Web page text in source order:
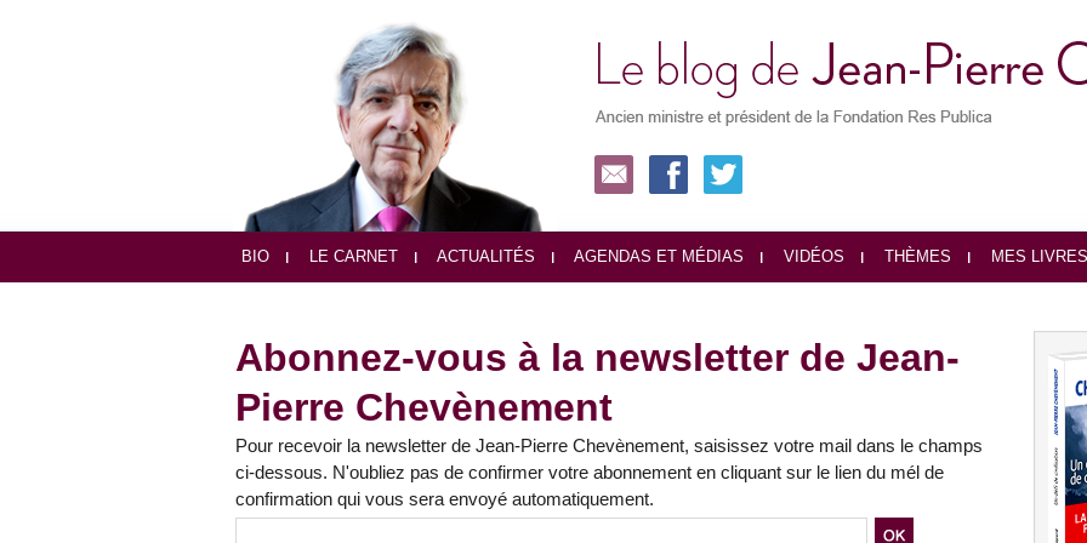
BIO LE CARNET ACTUALITÉS AGENDAS ET MÉDIAS VIDÉOS THÈMES MES LIVRES
Abonnez-vous à la newsletter de Jean-
Pierre Chevènement
Pour recevoir la newsletter de Jean-Pierre Chevènement, saisissez votre mail dans le champs
ci-dessous. N'oubliez pas de confirmer votre abonnement en cliquant sur le lien du mél de
confirmation qui vous sera envoyé automatiquement.